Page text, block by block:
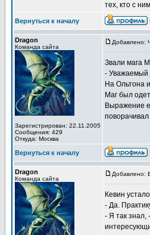
тех, кто с
Вернуться к началу
Dragon
Команда сайта
Зарегистрирован: 22.11.2005
Сообщения: 429
Откуда: Москва
Добавлено:
Звали мага
- Уважаемый
На Ольтона
Маг был
Выражение
Вернуться к началу
Dragon
Команда сайта
Добавлено:
Кевин
- Да.
- Я так знал,